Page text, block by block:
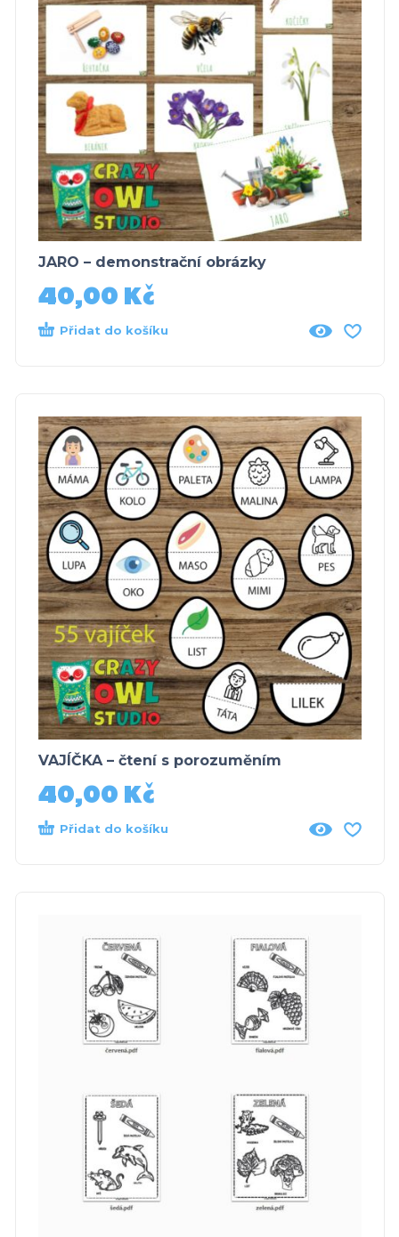
JARO – demonstrační obrázky
40,00 Kč
Přidat do košíku
VAJÍČKA – čtení s porozuměním
40,00 Kč
Přidat do košíku